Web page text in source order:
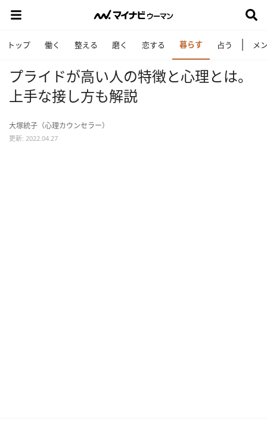
トップ 働く 整える 磨く 恋する 暮らす 占う メ
プライドが高い人の特徴と心理とは。
上手な接し方も解説
大塚統子（心理カウンセラー）
更新: 2022.04.27